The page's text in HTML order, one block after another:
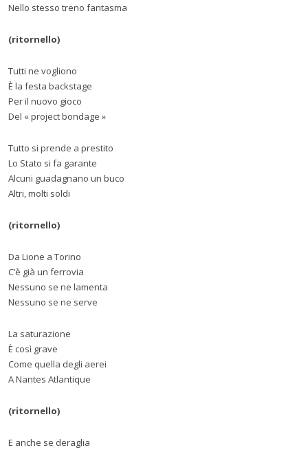
Nello stesso treno fantasma
(ritornello)
Tutti ne vogliono
È la festa backstage
Per il nuovo gioco
Del « project bondage »
Tutto si prende a prestito
Lo Stato si fa garante
Alcuni guadagnano un buco
Altri, molti soldi
(ritornello)
Da Lione a Torino
C’è già un ferrovia
Nessuno se ne lamenta
Nessuno se ne serve
La saturazione
È così grave
Come quella degli aerei
A Nantes Atlantique
(ritornello)
E anche se deraglia